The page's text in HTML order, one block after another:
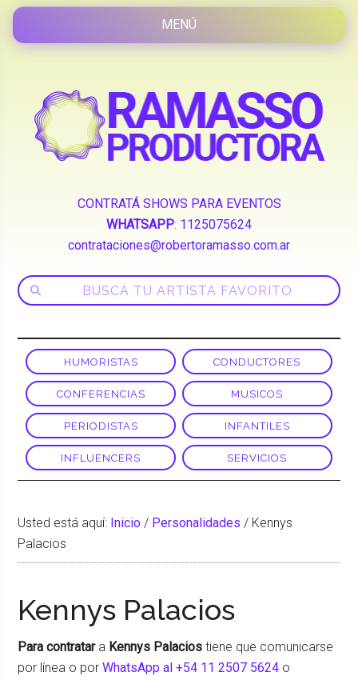
CONTRATÁ SHOWS PARA EVENTOS
WHATSAPP: 1125075624
contrataciones@robertoramasso.com.ar
HUMORISTAS CONDUCTORES
CONFERENCIAS MUSICOS
PERIODISTAS INFANTILES
INFLUENCERS SERVICIOS
Usted está aquí: Inicio / Personalidades / Kennys
Palacios
Kennys Palacios
Para contratar a Kennys Palacios tiene que comunicarse
por línea o porWhatsApp al +54 11 2507 5624 o